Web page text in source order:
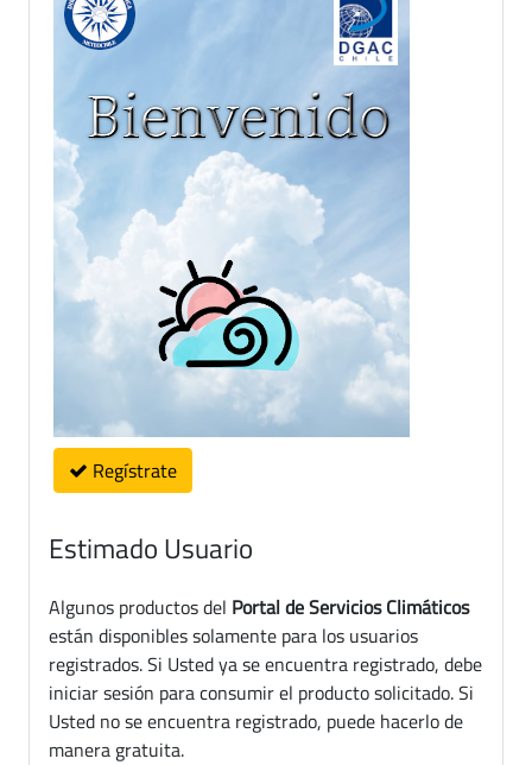
Regístrate
Estimado Usuario
Algunos productos del Portal de Servicios Climáticos
están disponibles solamente para los usuarios
registrados. Si Usted ya se encuentra registrado, debe
iniciar sesión para consumir el producto solicitado. Si
Usted no se encuentra registrado, puede hacerlo de
manera gratuita.